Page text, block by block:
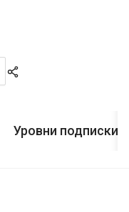
Уровни подписки